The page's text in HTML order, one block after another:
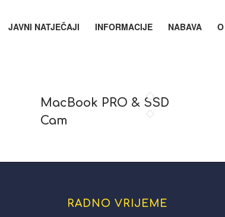
JAVNI NATJEČAJI INFORMACIJE NABAVA
MacBook PRO & SSD
Cam
RADNO VRIJEME